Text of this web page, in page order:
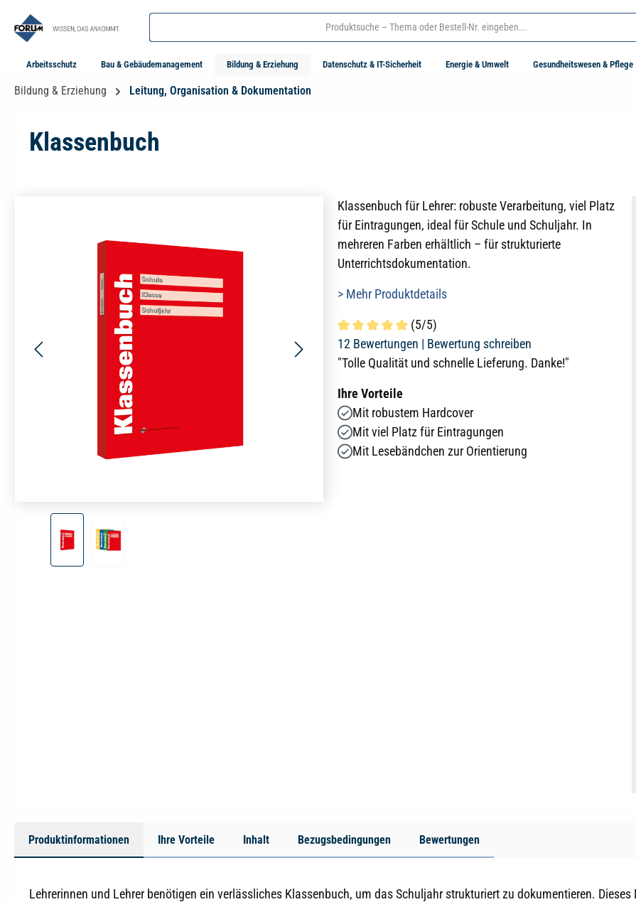
Zur Hauptnavigation springen
Arbeitsschutz Bau & Gebäudemanagement Bildung & Erziehung Datenschutz & IT-Sicherheit Energie & Umwelt Gesundheitswesen & Pflege
Bildung & Erziehung Leitung, Organisation & Dokumentation
Klassenbuch
Klassenbuch für Lehrer: robuste Verarbeitung, viel Platz
für Eintragungen, ideal für Schule und Schuljahr. In
mehreren Farben erhältlich – für strukturierte
Unterrichtsdokumentation.
> Mehr Produktdetails
Durchschnittliche Bewertung von 5 von 5 Sternen
(5/5)
12 Bewertungen | Bewertung schreiben
"Tolle Qualität und schnelle Lieferung. Danke!"
Ihre Vorteile
Mit robustem Hardcover
Mit viel Platz für Eintragungen
Mit Lesebändchen zur Orientierung
Produktinformationen Ihre Vorteile Inhalt Bezugsbedingungen Bewertungen
Lehrerinnen und Lehrer benötigen ein verlässliches Klassenbuch, um das Schuljahr strukturiert zu dokumentieren.